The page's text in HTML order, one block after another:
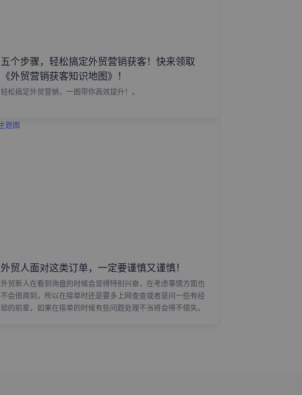
五个步骤，轻松搞定外贸营销获客！快来领取
《外贸营销获客知识地图》！
轻松搞定外贸营销，一图带你高效提升！。
外贸人面对这类订单，一定要谨慎又谨慎！
外贸新人在看到询盘的时候会显得特别兴奋，在考虑事情方面也
不会很周到，所以在接单时还是要多上网查查或者是问一些有经
验的前辈，如果在接单的时候有些问题处理不当将会得不偿失。